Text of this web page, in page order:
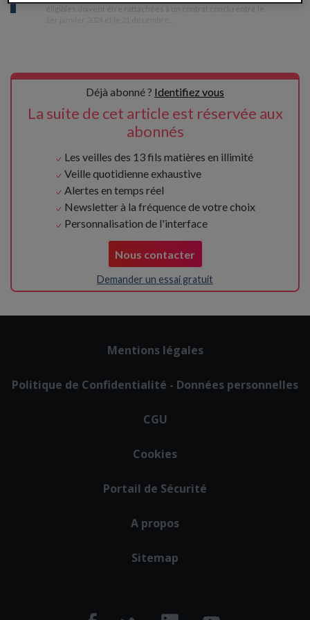
éligibles doivent être rattachées à un contrat conclu entre le
Déjà abonné ? Identifiez vous
La suite de cet article est réservée aux
abonnés
Les veilles des 13 fils matières en illimité
Veille quotidienne exhaustive
Alertes en temps réel
Newsletter à la fréquence de votre choix
Personnalisation de l'interface
Nous contacter
Demander un essai gratuit
Mentions légales
Politique de Confidentialité - Données personnelles
CGU
Cookies
Portail de Sécurité
A propos
Sitemap